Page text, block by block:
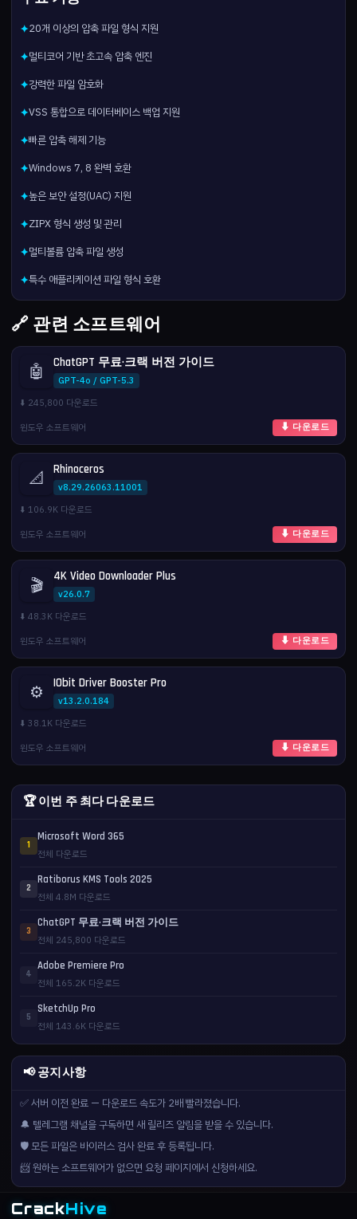
✦20개 이상의 압축 파일 형식 지원
✦멀티코어 기반 초고속 압축 엔진
✦강력한 파일 암호화
✦VSS 통합으로 데이터베이스 백업 지원
✦빠른 압축 해제 기능
✦Windows 7, 8 완벽 호환
✦높은 보안 설정(UAC) 지원
✦ZIPX 형식 생성 및 관리
✦멀티볼륨 압축 파일 생성
✦특수 애플리케이션 파일 형식 호환
🔗 관련 소프트웨어
🤖 ChatGPT 무료·크랙 버전 가이드
GPT-4o / GPT-5.3
⬇️ 245,800 다운로드
윈도우 소프트웨어
⬇ 다운로드
📐 Rhinoceros
v8.29.26063.11001
⬇️ 106.9K 다운로드
윈도우 소프트웨어
⬇ 다운로드
🎬 4K Video Downloader Plus
v26.0.7
⬇️ 48.3K 다운로드
윈도우 소프트웨어
⬇ 다운로드
⚙️ IObit Driver Booster Pro
v13.2.0.184
⬇️ 38.1K 다운로드
윈도우 소프트웨어
⬇ 다운로드
🏆 이번 주 최다 다운로드
1
Microsoft Word 365
전체 다운로드
2
Ratiborus KMS Tools 2025
전체 4.8M 다운로드
3
ChatGPT 무료·크랙 버전 가이드
전체 245,800 다운로드
4
Adobe Premiere Pro
전체 165.2K 다운로드
5
SketchUp Pro
전체 143.6K 다운로드
📢 공지사항
✅ 서버 이전 완료 — 다운로드 속도가 2배 빨라졌습니다.
🔔 텔레그램 채널을 구독하면 새 릴리즈 알림을 받을 수 있습니다.
🛡️ 모든 파일은 바이러스 검사 완료 후 등록됩니다.
📨 원하는 소프트웨어가 없으면 요청 페이지에서 신청하세요.
CrackHive